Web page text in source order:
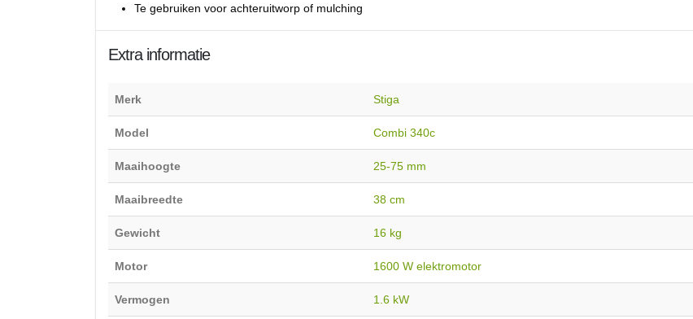
Te gebruiken voor achteruitworp of mulching
Extra informatie
Merk Stiga
Model Combi 340c
Maaihoogte 25-75 mm
Maaibreedte 38 cm
Gewicht 16 kg
Motor 1600 W elektromotor
Vermogen 1.6 kW